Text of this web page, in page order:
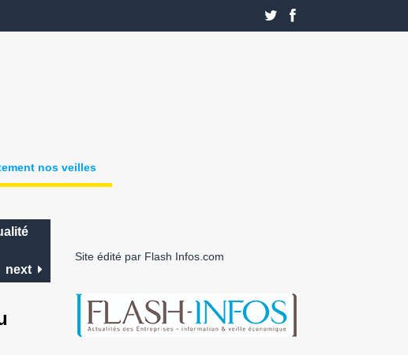
nos veilles
next
Site édité par Flash Infos.com